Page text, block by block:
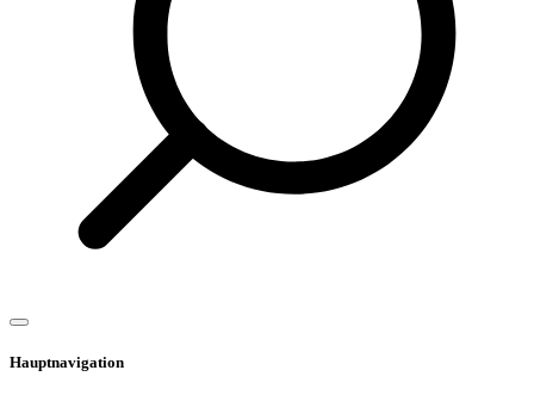
Hauptnavigation